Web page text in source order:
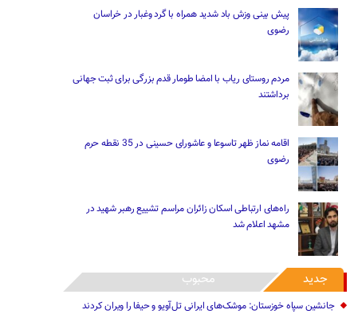
پیش بینی وزش باد شدید همراه با گرد وغبار در خراسان
رضوی
مردم روستای ریاب با امضا طومار قدم بزرگی برای ثبت جهانی
برداشتند
اقامه نماز ظهر تاسوعا و عاشورای حسینی در 35 نقطه حرم
رضوی
راه‌های ارتباطی اسکان زائران مراسم تشییع رهبر شهید در
مشهد اعلام شد
جدید محبوب
جانشین سپاه خوزستان: موشک‌های ایرانی تل‌آویو و حیفا را ویران کردند